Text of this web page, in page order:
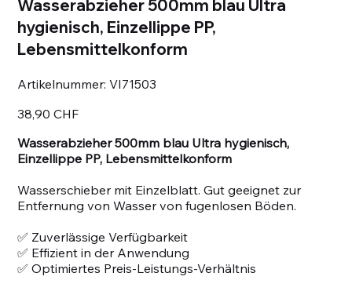
Wasserabzieher 500mm blau Ultra
hygienisch, Einzellippe PP,
Lebensmittelkonform
Artikelnummer: Artikelnummer:
VI71503
VI71503
38,90 CHF
Wasserabzieher 500mm blau Ultra hygienisch,
Einzellippe PP, Lebensmittelkonform
Wasserschieber mit Einzelblatt. Gut geeignet zur
Entfernung von Wasser von fugenlosen Böden.
✅ Zuverlässige Verfügbarkeit
✅ Effizient in der Anwendung
✅ Optimiertes Preis-Leistungs-Verhältnis